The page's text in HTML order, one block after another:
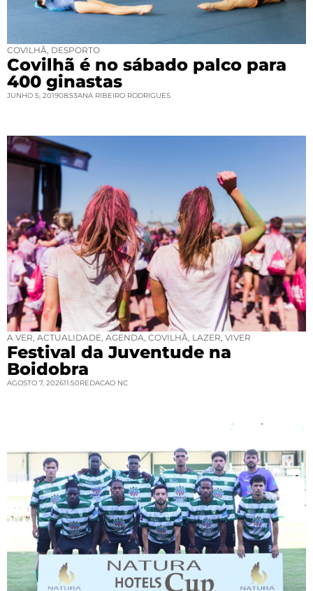
COVILHÃ, DESPORTO
Covilhã é no sábado palco para
400 ginastas
JUNHO 5, 201908:53ANA RIBEIRO RODRIGUES
A VER, ACTUALIDADE, AGENDA, COVILHÃ, LAZER, VIVER
Festival da Juventude na
Boidobra
AGOSTO 7, 202611:50REDACAO NC